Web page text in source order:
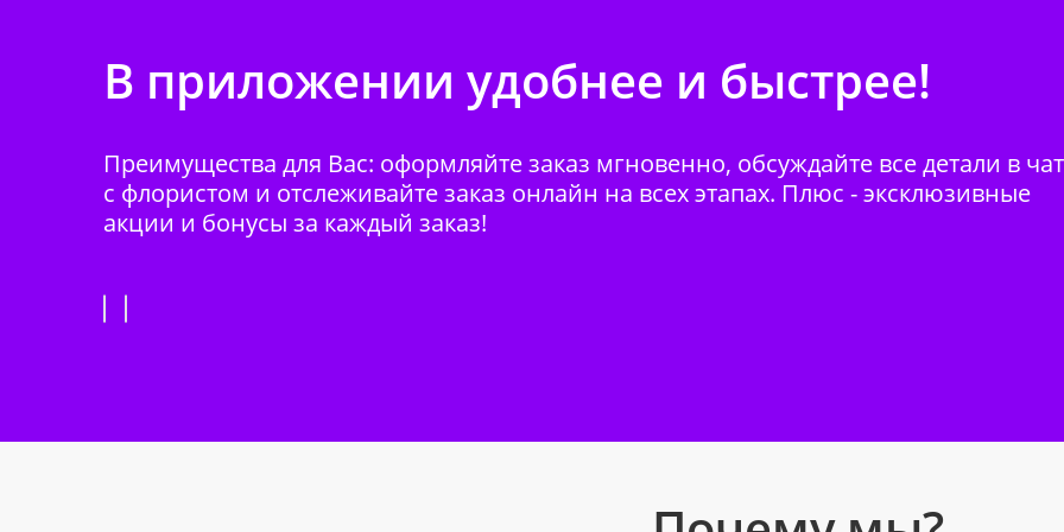
В приложении удобнее и быстрее!
Преимущества для Вас: оформляйте заказ мгновенно, обсуждайте все детали в
с флористом и отслеживайте заказ онлайн на всех этапах. Плюс - эксклюзивные
акции и бонусы за каждый заказ!